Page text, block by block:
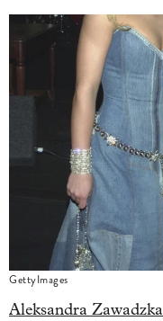
GettyImages
Aleksandra Zawadzka